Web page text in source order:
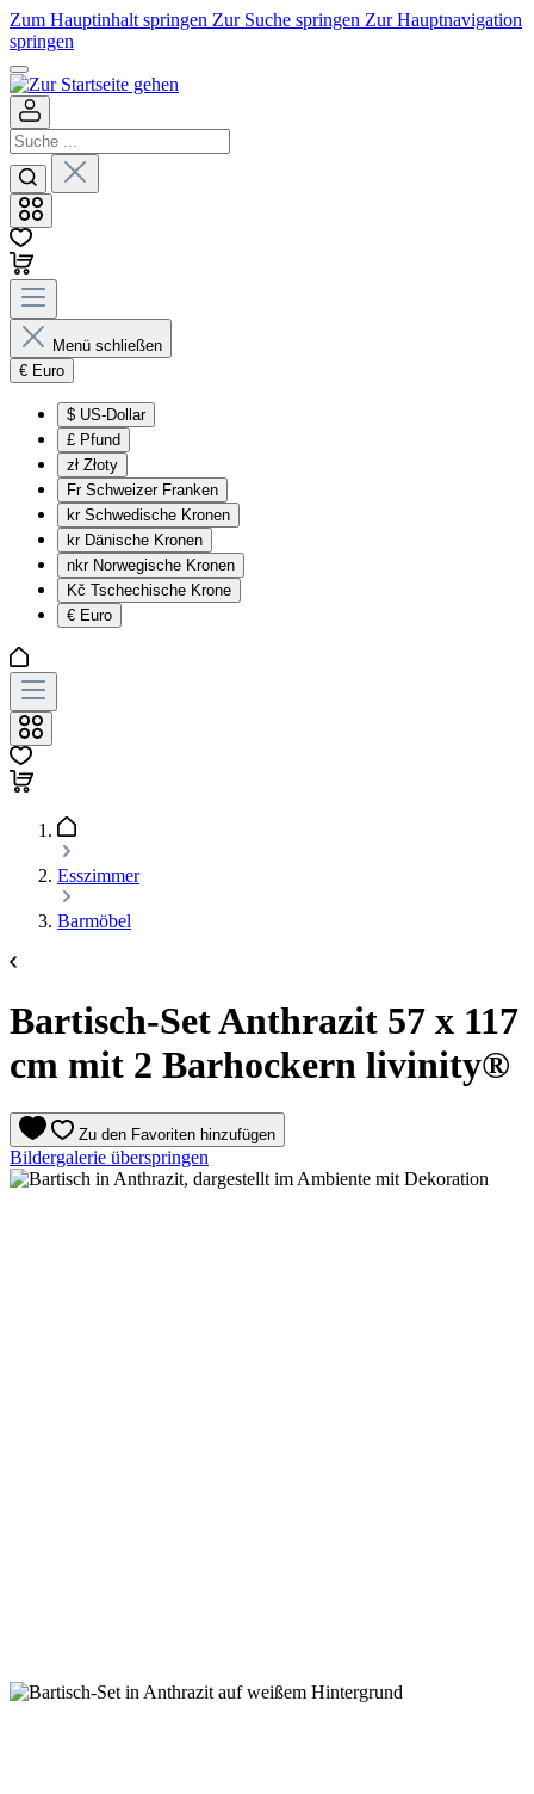
Zum Hauptinhalt springen Zur Suche springen Zur Hauptnavigation
springen
Menü schließen
€ Euro
$ US-Dollar
£ Pfund
zł Złoty
Fr Schweizer Franken
kr Schwedische Kronen
kr Dänische Kronen
nkr Norwegische Kronen
Kč Tschechische Krone
€ Euro
Esszimmer
Barmöbel
Bartisch-Set Anthrazit 57 x 117
cm mit 2 Barhockern livinity®
Zu den Favoriten hinzufügen
Bildergalerie überspringen